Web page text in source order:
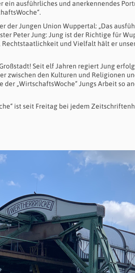
ein ausführliches und anerkennendes
der Jungen Union Wuppertal: „Das
Peter Jung: Jung ist der Richtige für
und Vielfalt hält er
Seit elf Jahren regiert Jung
zwischen den Kulturen und Religionen
der „WirtschaftsWoche“ Jungs Arbeit so
ist seit Freitag bei jedem